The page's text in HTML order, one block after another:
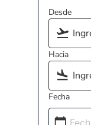
Desde
Hacia
Fecha